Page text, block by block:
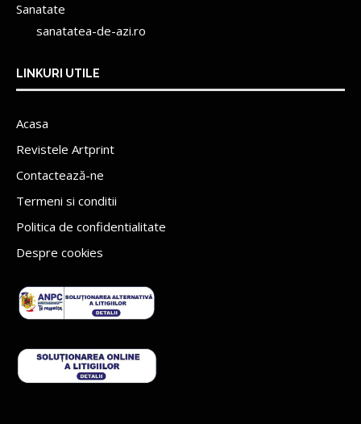
Sanatate
sanatatea-de-azi.ro
LINKURI UTILE
Acasa
Revistele Artprint
Contactează-ne
Termeni si conditii
Politica de confidentialitate
Despre cookies